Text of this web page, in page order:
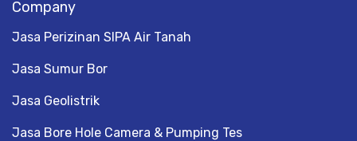
Company
Jasa Perizinan SIPA Air Tanah
Jasa Sumur Bor
Jasa Geolistrik
Jasa Bore Hole Camera & Pumping Tes